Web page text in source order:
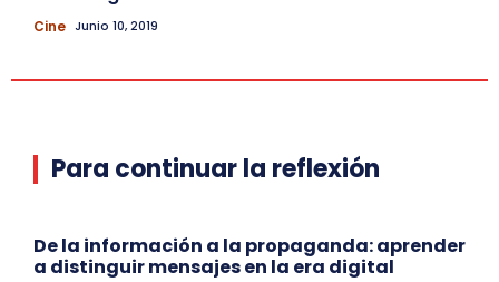
Cine Junio 10, 2019
Para continuar la reflexión
De la información a la propaganda: aprender
a distinguir mensajes en la era digital